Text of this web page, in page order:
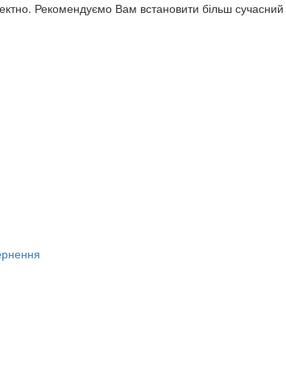
Рекомендуємо Вам встановити більш